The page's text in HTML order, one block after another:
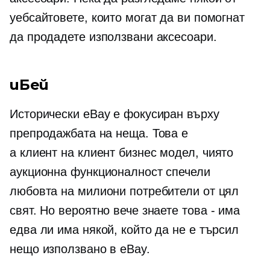
уебсайтовете, които могат да ви помогнат
да продадете използвани аксесоари.
иБей
Исторически eBay е фокусиран върху
препродажбата на неща. Това е
а клиент на клиент бизнес модел, чиято
аукционна функционалност спечели
любовта на милиони потребители от цял ​​
свят. Но вероятно вече знаете това - има
едва ли има някой, който да не е търсил
нещо използвано в eBay.